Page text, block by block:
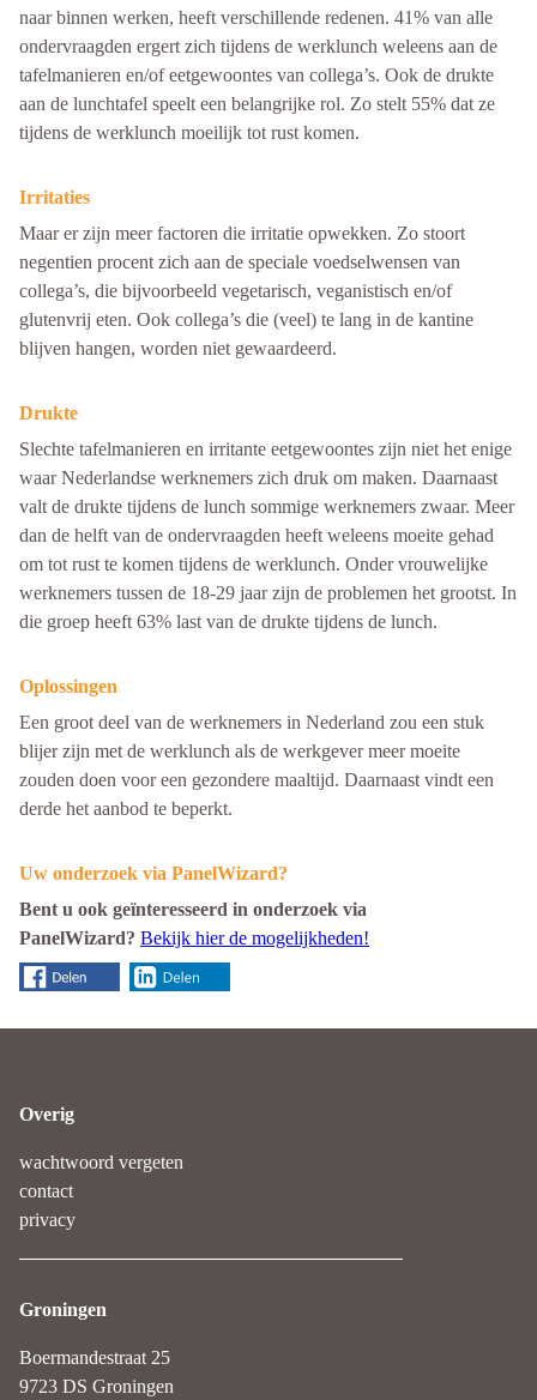
naar binnen werken, heeft verschillende redenen. 41% van alle
ondervraagden ergert zich tijdens de werklunch weleens aan de
tafelmanieren en/of eetgewoontes van collega’s. Ook de drukte
aan de lunchtafel speelt een belangrijke rol. Zo stelt 55% dat ze
tijdens de werklunch moeilijk tot rust komen.
Irritaties
Maar er zijn meer factoren die irritatie opwekken. Zo stoort
negentien procent zich aan de speciale voedselwensen van
collega’s, die bijvoorbeeld vegetarisch, veganistisch en/of
glutenvrij eten. Ook collega’s die (veel) te lang in de kantine
blijven hangen, worden niet gewaardeerd.
Drukte
Slechte tafelmanieren en irritante eetgewoontes zijn niet het enige
waar Nederlandse werknemers zich druk om maken. Daarnaast
valt de drukte tijdens de lunch sommige werknemers zwaar. Meer
dan de helft van de ondervraagden heeft weleens moeite gehad
om tot rust te komen tijdens de werklunch. Onder vrouwelijke
werknemers tussen de 18-29 jaar zijn de problemen het grootst. In
die groep heeft 63% last van de drukte tijdens de lunch.
Oplossingen
Een groot deel van de werknemers in Nederland zou een stuk
blijer zijn met de werklunch als de werkgever meer moeite
zouden doen voor een gezondere maaltijd. Daarnaast vindt een
derde het aanbod te beperkt.
Uw onderzoek via PanelWizard?
Bent u ook geïnteresseerd in onderzoek via
PanelWizard? Bekijk hier de mogelijkheden!
Overig
wachtwoord vergeten
contact
privacy
Groningen
Boermandestraat 25
9723 DS Groningen